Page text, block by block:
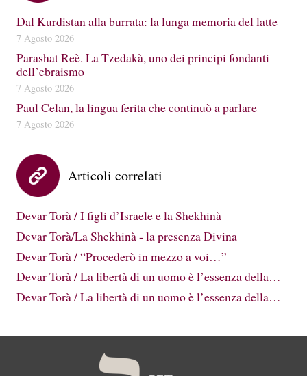
Dal Kurdistan alla burrata: la lunga memoria del latte
7 Agosto 2026
Parashat Reè. La Tzedakà, uno dei principi fondanti
dell’ebraismo
7 Agosto 2026
Paul Celan, la lingua ferita che continuò a parlare
7 Agosto 2026
Articoli correlati
Devar Torà / I figli d’Israele e la Shekhinà
Devar Torà/La Shekhinà - la presenza Divina
Devar Torà / “Procederò in mezzo a voi…”
Devar Torà / La libertà di un uomo è l’essenza della…
Devar Torà / La libertà di un uomo è l’essenza della…